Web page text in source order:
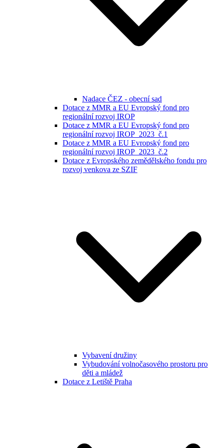
Nadace ČEZ - obecní sad
Dotace z MMR a EU Evropský fond pro
regionální rozvoj IROP
Dotace z MMR a EU Evropský fond pro
regionální rozvoj IROP_2023_č.1
Dotace z MMR a EU Evropský fond pro
regionální rozvoj IROP_2023_č.2
Dotace z Evropského zemědělského fondu pro
rozvoj venkova ze SZIF
Vybavení družiny
Vybudování volnočasového prostoru pro
děti a mládež
Dotace z Letiště Praha